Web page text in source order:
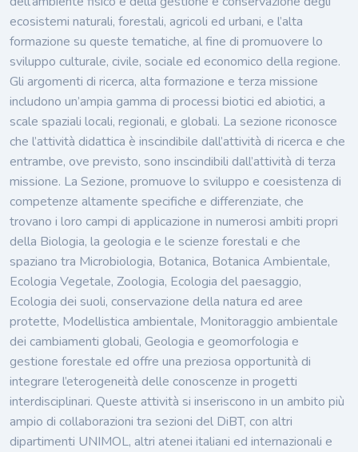
ecosistemi naturali, forestali, agricoli ed urbani, e l’alta
formazione su queste tematiche, al fine di promuovere lo
sviluppo culturale, civile, sociale ed economico della regione.
Gli argomenti di ricerca, alta formazione e terza missione
includono un’ampia gamma di processi biotici ed abiotici, a
scale spaziali locali, regionali, e globali. La sezione riconosce
che l’attività didattica è inscindibile dall’attività di ricerca e che
entrambe, ove previsto, sono inscindibili dall’attività di terza
missione. La Sezione, promuove lo sviluppo e coesistenza di
competenze altamente specifiche e differenziate, che
trovano i loro campi di applicazione in numerosi ambiti propri
della Biologia, la geologia e le scienze forestali e che
spaziano tra Microbiologia, Botanica, Botanica Ambientale,
Ecologia Vegetale, Zoologia, Ecologia del paesaggio,
Ecologia dei suoli, conservazione della natura ed aree
protette, Modellistica ambientale, Monitoraggio ambientale
dei cambiamenti globali, Geologia e geomorfologia e
gestione forestale ed offre una preziosa opportunità di
integrare l’eterogeneità delle conoscenze in progetti
interdisciplinari. Queste attività si inseriscono in un ambito più
ampio di collaborazioni tra sezioni del DiBT, con altri
dipartimenti UNIMOL, altri atenei italiani ed internazionali e